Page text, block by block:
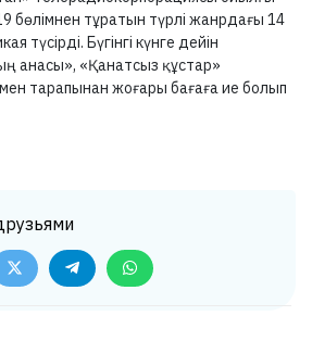
тұратын түрлі жанрдағы 14
түсірді. Бүгінгі күнге дейін
анасы», «Қанатсыз құстар»
тарапынан жоғары бағаға ие болып